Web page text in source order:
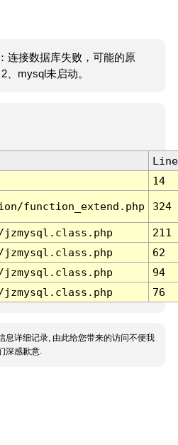
连接数据库失败，可能的原
、mysql未启动。
Line
14
function_extend.php 324
211
62
94
76
息详细记录, 由此给您带来的访问不便我
深感歉意.